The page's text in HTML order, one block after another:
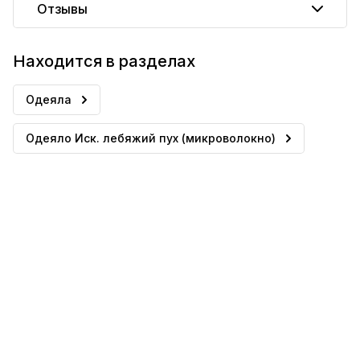
Отзывы
Находится в разделах
Одеяла
Одеяло Иск. лебяжий пух (микроволокно)